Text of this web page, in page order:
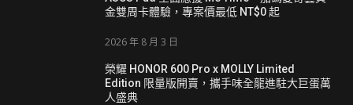
金雙周卡體驗，專案價最低 NT$0 起
2026 年 8 月 3 日
榮耀 HONOR 600 Pro x MOLLY Limited
Edition 限量版開賣，攜手味全龍進駐大巨蛋萬
人盛典